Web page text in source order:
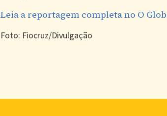
Leia a reportagem completa no O
Foto: Fiocruz/Divulgação